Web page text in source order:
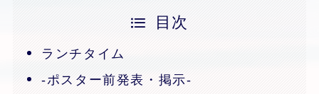
目次
ランチタイム
-ポスター前発表・掲示-